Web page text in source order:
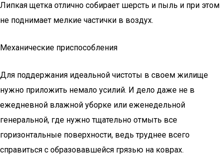
Липкая щетка отлично собирает шерсть и пыль и при этом
не поднимает мелкие частички в воздух.
Механические приспособления
Для поддержания идеальной чистоты в своем жилище
нужно приложить немало усилий. И дело даже не в
ежедневной влажной уборке или еженедельной
генеральной, где нужно тщательно отмыть все
горизонтальные поверхности, ведь труднее всего
справиться с образовавшейся грязью на коврах.